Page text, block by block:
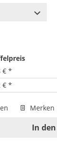
€ *
€ *
Merken
In den